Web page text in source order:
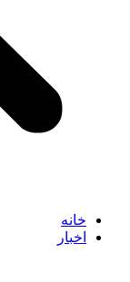
خانه
اخبار